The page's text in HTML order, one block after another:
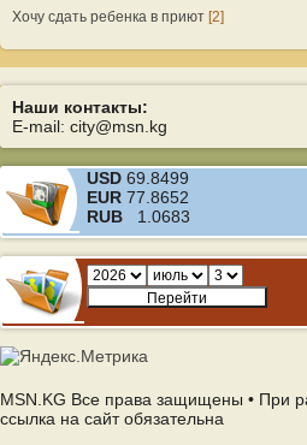
Хочу сдать ребенка в приют [2]
Наши контакты:
E-mail: city@msn.kg
USD 69.8499
EUR 77.8652
RUB 1.0683
MSN.KG Все права защищены • При
ссылка на сайт обязательна